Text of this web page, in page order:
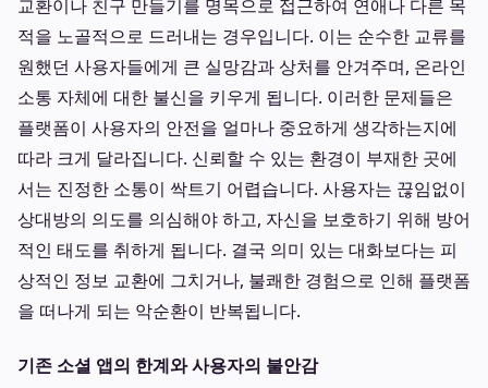
교환이나 친구 만들기를 명목으로 접근하여 연애나 다른 목
적을 노골적으로 드러내는 경우입니다. 이는 순수한 교류를
원했던 사용자들에게 큰 실망감과 상처를 안겨주며, 온라인
소통 자체에 대한 불신을 키우게 됩니다. 이러한 문제들은
플랫폼이 사용자의 안전을 얼마나 중요하게 생각하는지에
따라 크게 달라집니다. 신뢰할 수 있는 환경이 부재한 곳에
서는 진정한 소통이 싹트기 어렵습니다. 사용자는 끊임없이
상대방의 의도를 의심해야 하고, 자신을 보호하기 위해 방어
적인 태도를 취하게 됩니다. 결국 의미 있는 대화보다는 피
상적인 정보 교환에 그치거나, 불쾌한 경험으로 인해 플랫폼
을 떠나게 되는 악순환이 반복됩니다.
기존 소셜 앱의 한계와 사용자의 불안감